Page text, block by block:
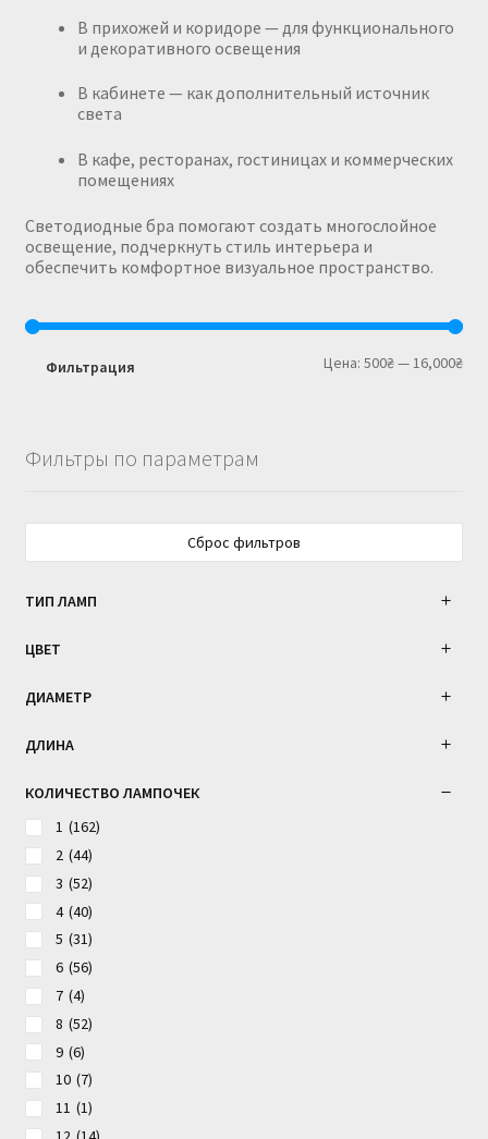
В прихожей и коридоре — для функционального
и декоративного освещения
В кабинете — как дополнительный источник
света
В кафе, ресторанах, гостиницах и коммерческих
помещениях
Светодиодные бра помогают создать многослойное
освещение, подчеркнуть стиль интерьера и
обеспечить комфортное визуальное пространство.
Фильтрация Цена:500₴—16,000₴
Фильтры по параметрам
Сброс фильтров
ТИП ЛАМП
ЦВЕТ
ДИАМЕТР
ДЛИНА
КОЛИЧЕСТВО ЛАМПОЧЕК
1 (162)
2 (44)
3 (52)
4 (40)
5 (31)
6 (56)
7 (4)
8 (52)
9 (6)
10 (7)
11 (1)